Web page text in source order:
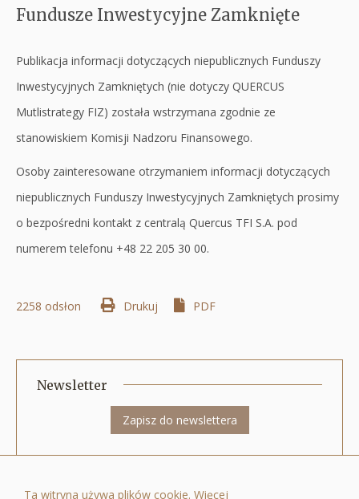
Fundusze Inwestycyjne Zamknięte
Publikacja informacji dotyczących niepublicznych Funduszy
Inwestycyjnych Zamkniętych (nie dotyczy QUERCUS
Mutlistrategy FIZ) została wstrzymana zgodnie ze
stanowiskiem Komisji Nadzoru Finansowego.
Osoby zainteresowane otrzymaniem informacji dotyczących
niepublicznych Funduszy Inwestycyjnych Zamkniętych prosimy
o bezpośredni kontakt z centralą Quercus TFI S.A. pod
numerem telefonu +48 22 205 30 00.
Drukuj Otworzy
w
nowej
karcie
PDF
2258 odsłon
Newsletter
Zapisz do newslettera
Ta witryna używa plików cookie. Więcej